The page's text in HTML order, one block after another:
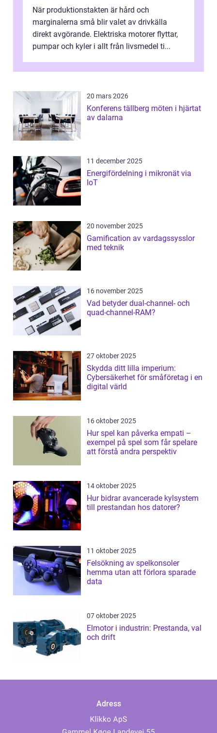
När produktionstakten är hård och
marginalerna små blir valet av drivkälla
direkt avgörande. Elektriska motorer flyttar,
pumpar och kyler i allt från livsmedel ti...
20 mars 2026
Konferens tällberg möten i hjärtat
av dalarna
11 december 2025
Energifördelning i mikronät via
IoT
20 november 2025
Gamification av vardagssysslor
med teknik
16 november 2025
Vad betyder dual-channel- och
quad-channel-RAM?
27 oktober 2025
Skydda ditt lilla imperium:
Cybersäkerhet för småföretag i en
digital värld
16 oktober 2025
Hur spel kan påverka empati –
exempel på spel som får spelare
att förstå andra perspektiv
14 oktober 2025
Hur bidrar avancerade kylsystem
till prestandan hos datorer?
11 oktober 2025
Felsökning av spelkonsoler
hemma utan att förlora sparade
data
07 oktober 2025
Elmotor i industrin: Prestanda, val
och drift
Adress